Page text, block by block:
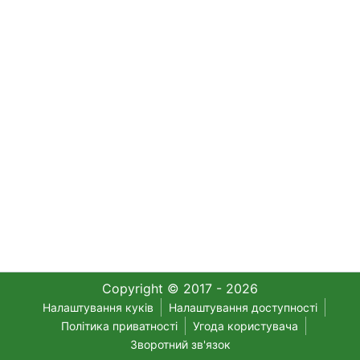
Copyright © 2017 - 2026
Налаштування куків
Налаштування доступності
Політика приватності
Угода користувача
Зворотний зв'язок